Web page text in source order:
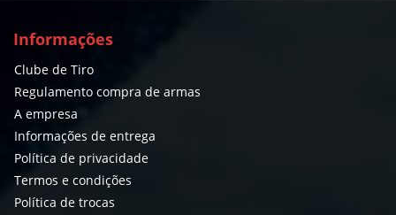
Informações
Clube de Tiro
Regulamento compra de armas
A empresa
Informações de entrega
Política de privacidade
Termos e condições
Política de trocas